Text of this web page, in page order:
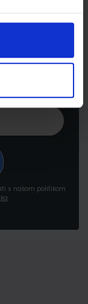
o novim
s našom politikom